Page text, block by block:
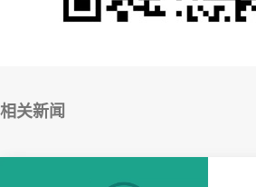
相关新闻